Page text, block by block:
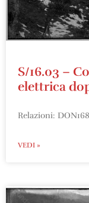
S/16.03 –
elettrica
Relazioni:
VEDI »